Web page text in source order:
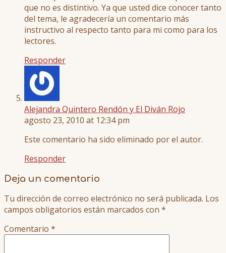
que no es distintivo. Ya que usted dice conocer tanto
del tema, le agradecería un comentario más
instructivo al respecto tanto para mi como para los
lectores.
Responder
Alejandra Quintero Rendón y El Diván Rojo
agosto 23, 2010 at 12:34 pm
Este comentario ha sido eliminado por el autor.
Responder
Deja un comentario
Tu dirección de correo electrónico no será publicada. Los
campos obligatorios están marcados con *
Comentario *